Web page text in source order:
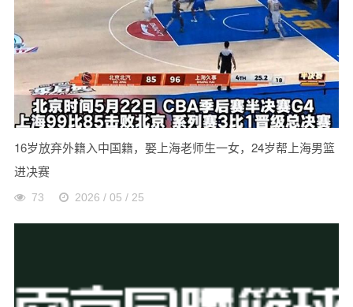
16岁放弃外籍入中国籍，娶上海老师生一女，24岁帮上海男篮
进决赛
73 2026 / 05 / 25